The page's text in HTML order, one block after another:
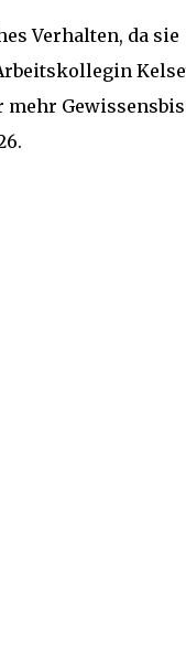
Verhalten, da sie